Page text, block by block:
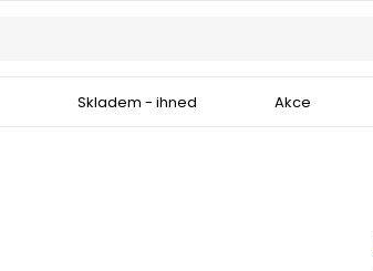
Skladem - ihned Akce